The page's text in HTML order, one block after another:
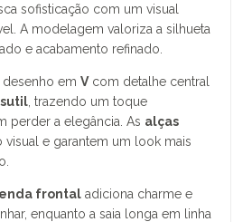
sofisticação com um visual
A modelagem valoriza a silhueta
e acabamento refinado.
em Vcom detalhe central
, trazendo um toque
perder a elegância. As alças
visual e garantem um look mais
frontal adiciona charme e
enquanto a saia longa em linha